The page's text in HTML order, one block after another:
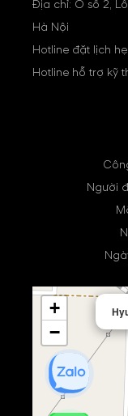
Địa chỉ: Ô số 2,
Hà Nội
Hotline đặt lịch
Hotline hỗ trợ kỹ
Người
+
−